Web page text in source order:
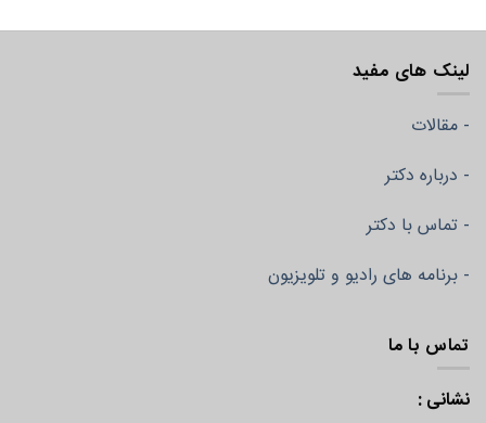
لینک های مفید
- مقالات
- درباره دکتر
- تماس با دکتر
- برنامه های رادیو و تلویزیون
تماس با ما
نشانی :